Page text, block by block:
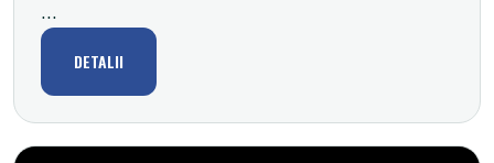
...
DETALII